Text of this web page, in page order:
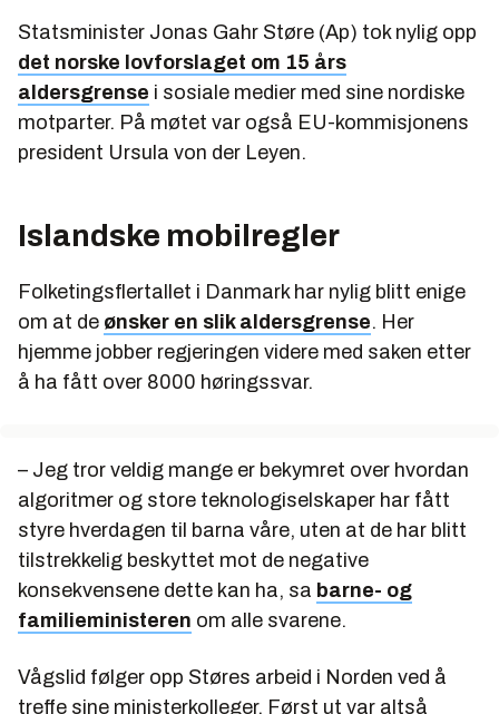
Statsminister Jonas Gahr Støre (Ap) tok nylig opp
det norske lovforslaget om 15 års
aldersgrense i sosiale medier med sine nordiske
motparter. På møtet var også EU-kommisjonens
president Ursula von der Leyen.
Islandske mobilregler
Folketingsflertallet i Danmark har nylig blitt enige
om at de ønsker en slik aldersgrense. Her
hjemme jobber regjeringen videre med saken etter
å ha fått over 8000 høringssvar.
– Jeg tror veldig mange er bekymret over hvordan
algoritmer og store teknologiselskaper har fått
styre hverdagen til barna våre, uten at de har blitt
tilstrekkelig beskyttet mot de negative
konsekvensene dette kan ha, sa barne- og
familieministeren om alle svarene.
Vågslid følger opp Støres arbeid i Norden ved å
treffe sine ministerkolleger. Først ut var altså